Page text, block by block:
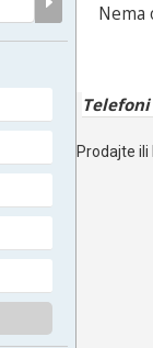
Nema
Telefoni
Prodajte ili